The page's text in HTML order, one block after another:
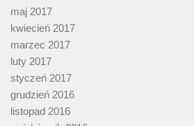
maj 2017
kwiecień 2017
marzec 2017
luty 2017
styczeń 2017
grudzień 2016
listopad 2016